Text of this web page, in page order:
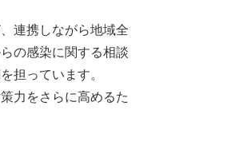
連携しながら地域全
の感染に関する相談
担っています。
力をさらに高めるた